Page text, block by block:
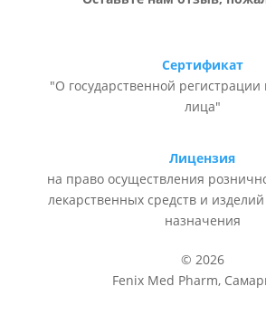
Сертификат
"О государственной
лица"
Лицензия
на право осуществления
лекарственных средств и
назначения
© 2026
Fenix Med Pharm,